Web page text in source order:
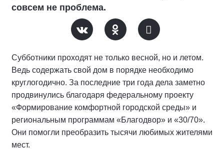
совсем не проблема.
Субботники проходят не только весной, но и летом.
Ведь содержать свой дом в порядке необходимо
круглогодично. За последние три года дела заметно
продвинулись благодаря федеральному проекту
«Формирование комфортной городской среды» и
региональным программам «Благодвор» и «30/70».
Они помогли преобразить тысячи любимых жителями
мест.